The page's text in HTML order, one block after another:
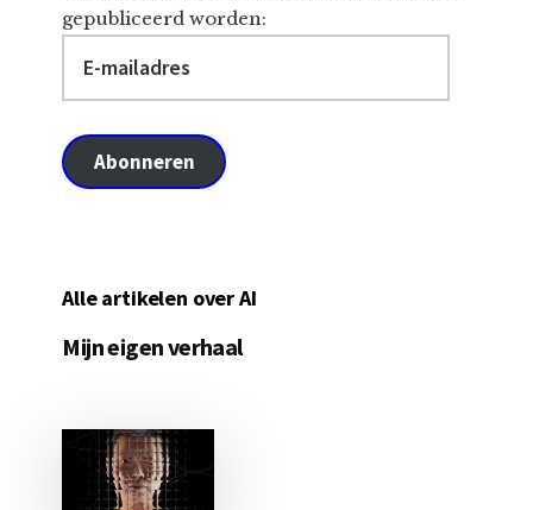
gepubliceerd worden:
mailadres
Abonneren
Alle artikelen over AI
Mijn eigen verhaal